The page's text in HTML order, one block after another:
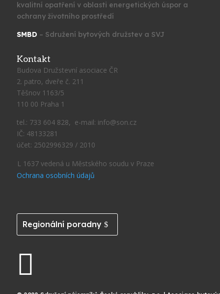
kvalitní opatření v oblasti energetických úspor a
ochrany životního prostředí
SMBD – Sdružení bytových družstev a SVJ
Kontakt
Budova Družstevní asociace ČR
2. patro, dveře č. 211
Těšnov 1163/5
110 00 Praha 1
tel.: 733 604 828, e-mail: info@son.cz
IČ: 48133281
účet: 2502996329 / 2010
L 1637 vedená u Městského soudu v Praze
Ochrana osobních údajů
Regionální poradny
